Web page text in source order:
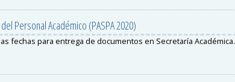
Personal Académico (PASPA 2020)
fechas para entrega de documentos en Secretaría Académica.